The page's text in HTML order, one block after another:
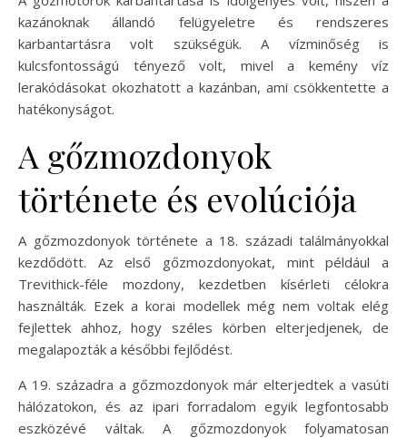
kazánoknak állandó felügyeletre és rendszeres
karbantartásra volt szükségük. A vízminőség is
kulcsfontosságú tényező volt, mivel a kemény víz
lerakódásokat okozhatott a kazánban, ami csökkentette a
hatékonyságot.
A gőzmozdonyok
története és evolúciója
A gőzmozdonyok története a 18. századi találmányokkal
kezdődött. Az első gőzmozdonyokat, mint például a
Trevithick-féle mozdony, kezdetben kísérleti célokra
használták. Ezek a korai modellek még nem voltak elég
fejlettek ahhoz, hogy széles körben elterjedjenek, de
megalapozták a későbbi fejlődést.
A 19. századra a gőzmozdonyok már elterjedtek a vasúti
hálózatokon, és az ipari forradalom egyik legfontosabb
eszközévé váltak. A gőzmozdonyok folyamatosan